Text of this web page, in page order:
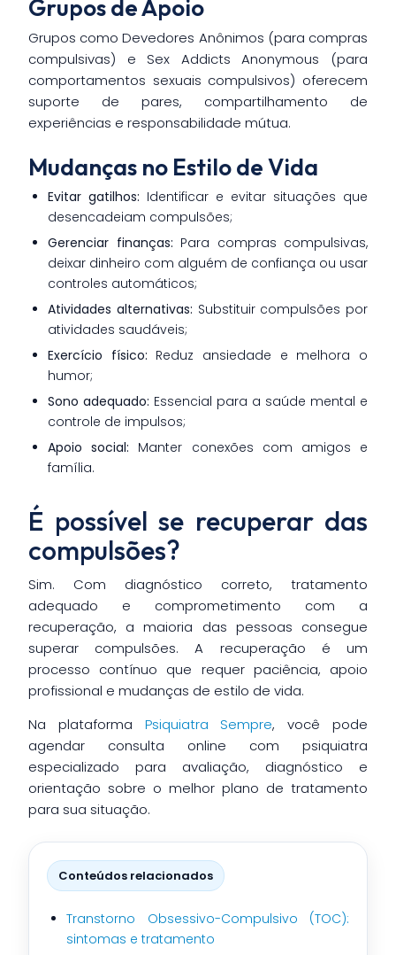
Grupos de Apoio
Grupos como Devedores Anônimos (para compras
compulsivas) e Sex Addicts Anonymous (para
comportamentos sexuais compulsivos) oferecem
suporte de pares, compartilhamento de
experiências e responsabilidade mútua.
Mudanças no Estilo de Vida
Evitar gatilhos: Identificar e evitar situações que
desencadeiam compulsões;
Gerenciar finanças: Para compras compulsivas,
deixar dinheiro com alguém de confiança ou usar
controles automáticos;
Atividades alternativas: Substituir compulsões por
atividades saudáveis;
Exercício físico: Reduz ansiedade e melhora o
humor;
Sono adequado: Essencial para a saúde mental e
controle de impulsos;
Apoio social: Manter conexões com amigos e
família.
É possível se recuperar das
compulsões?
Sim. Com diagnóstico correto, tratamento
adequado e comprometimento com a
recuperação, a maioria das pessoas consegue
superar compulsões. A recuperação é um
processo contínuo que requer paciência, apoio
profissional e mudanças de estilo de vida.
Na plataforma Psiquiatra Sempre, você pode
agendar consulta online com psiquiatra
especializado para avaliação, diagnóstico e
orientação sobre o melhor plano de tratamento
para sua situação.
Conteúdos relacionados
Transtorno Obsessivo-Compulsivo (TOC):
sintomas e tratamento